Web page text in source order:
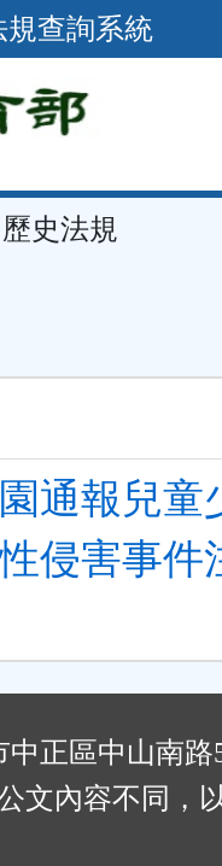
規查詢系統
歷史法規
通報兒童
侵害事件
中正區中山南
文內容不同，